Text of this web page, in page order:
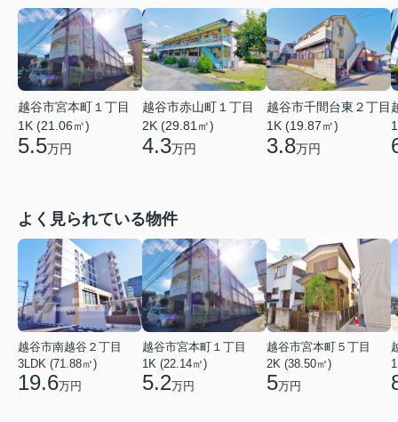
越谷市宮本町１丁目
1K (21.06㎡)
5.5万円
越谷市赤山町１丁目
2K (29.81㎡)
4.3万円
越谷市千間台東２丁目
1K (19.87㎡)
3.8万円
よく見られている物件
越谷市南越谷２丁目
3LDK (71.88㎡)
19.6万円
越谷市宮本町１丁目
1K (22.14㎡)
5.2万円
越谷市宮本町５丁目
2K (38.50㎡)
5万円